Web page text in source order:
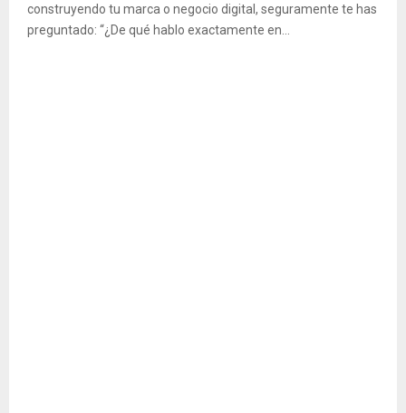
construyendo tu marca o negocio digital, seguramente te has
preguntado: “¿De qué hablo exactamente en...